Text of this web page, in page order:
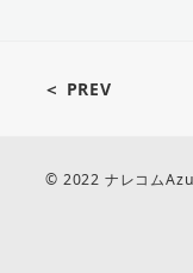
＜ PREV
© 2022 ナレコム